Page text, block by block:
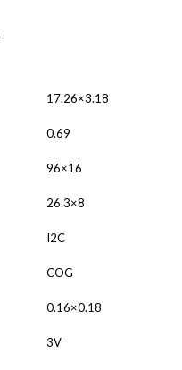
17.26×3.18
0.69
96×16
26.3×8
I2C
COG
0.16×0.18
3V